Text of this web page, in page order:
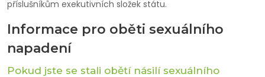
příslušníkům exekutivních složek státu.
Informace pro oběti sexuálního
napadení
Pokud jste se stali obětí násilí sexuálního